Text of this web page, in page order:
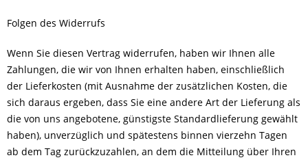
Folgen des Widerrufs
Wenn Sie diesen Vertrag widerrufen, haben wir Ihnen alle
Zahlungen, die wir von Ihnen erhalten haben, einschließlich
der Lieferkosten (mit Ausnahme der zusätzlichen Kosten, die
sich daraus ergeben, dass Sie eine andere Art der Lieferung als
die von uns angebotene, günstigste Standardlieferung gewählt
haben), unverzüglich und spätestens binnen vierzehn Tagen
ab dem Tag zurückzuzahlen, an dem die Mitteilung über Ihren